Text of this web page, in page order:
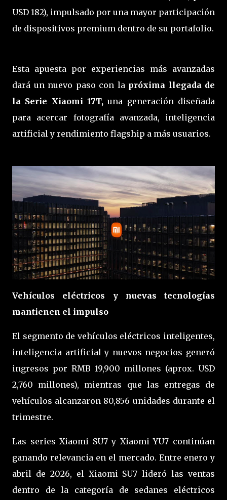
USD 182), impulsado por una mayor participación
de dispositivos premium dentro de su portafolio.
Esta apuesta por experiencias más avanzadas
dará un nuevo paso con la próxima llegada de
la Serie Xiaomi 17T,una generación diseñada
para acercar fotografía avanzada, inteligencia
artificial y rendimiento flagship a más usuarios.
Vehículos eléctricos y nuevas tecnologías
mantienen el impulso
El segmento de vehículos eléctricos inteligentes,
inteligencia artificial y nuevos negocios generó
ingresos por RMB 19,900 millones (aprox. USD
2,760 millones), mientras que las entregas de
vehículos alcanzaron 80,856 unidades durante el
trimestre.
Las series Xiaomi SU7 y Xiaomi YU7 continúan
ganando relevancia en el mercado. Entre enero y
abril de 2026, el Xiaomi SU7 lideró las ventas
dentro de la categoría de sedanes eléctricos